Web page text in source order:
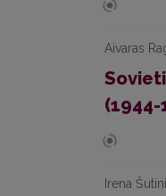
Aivaras
(1944-
Irena